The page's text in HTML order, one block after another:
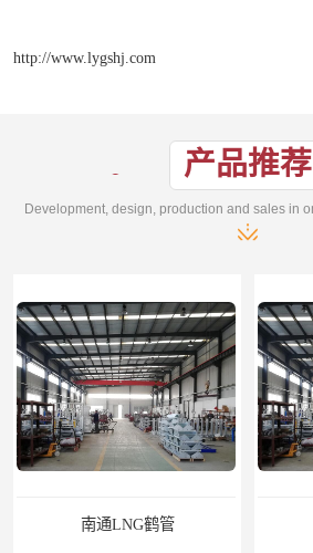
http://www.lygshj.com
产品推荐
南通LNG鹤管